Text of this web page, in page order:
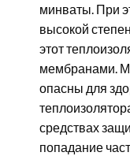
минваты. При
высокой
этот
мембранами.
опасны для
средствах
попадание